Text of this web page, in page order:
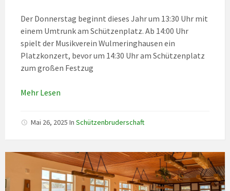
Der Donnerstag beginnt dieses Jahr um 13:30 Uhr mit
einem Umtrunk am Schützenplatz. Ab 14:00 Uhr
spielt der Musikverein Wulmeringhausen ein
Platzkonzert, bevor um 14:30 Uhr am Schützenplatz
zum großen Festzug
Mehr Lesen
Mai 26, 2025 In Schützenbruderschaft